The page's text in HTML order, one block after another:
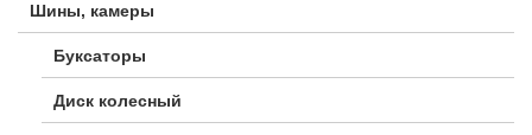
Шины, камеры
Буксаторы
Диск колесный